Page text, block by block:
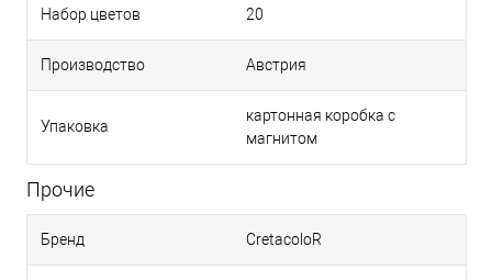
Набор цветов 20
Производство Австрия
Упаковка
картонная коробка с
магнитом
Прочие
Бренд CretacoloR